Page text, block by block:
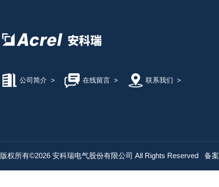
公司简介 > 在线留言> 联系我们 >
版权所有©2026 安科瑞电气股份有限公司 All Rights Reserved 备